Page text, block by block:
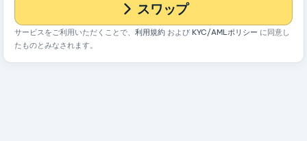
スワップ
サービスをご利用いただくことで、 利用規約 および KYC/AMLポリシー に同意し
たものとみなされます。